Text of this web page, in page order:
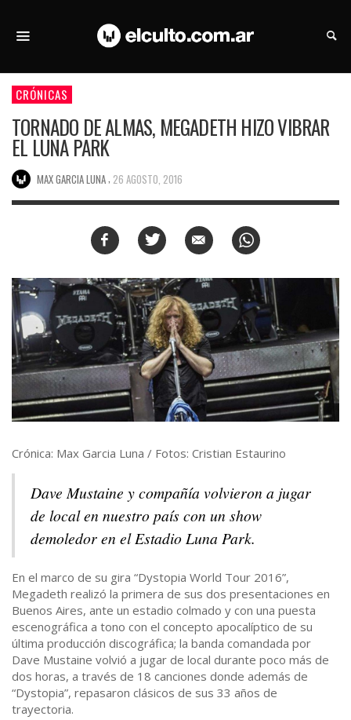
CRÓNICAS
TORNADO DE ALMAS, MEGADETH HIZO VIBRAR
EL LUNA PARK
MAX GARCIA LUNA 26 AGOSTO, 2016
Crónica: Max Garcia Luna / Fotos: Cristian Estaurino
Dave Mustaine y compañía volvieron a jugar
de local en nuestro país con un show
demoledor en el Estadio Luna Park.
En el marco de su gira “Dystopia World Tour 2016”,
Megadeth realizó la primera de sus dos presentaciones en
Buenos Aires, ante un estadio colmado y con una puesta
escenográfica a tono con el concepto apocalíptico de su
última producción discográfica; la banda comandada por
Dave Mustaine volvió a jugar de local durante poco más de
dos horas, a través de 18 canciones donde además de
“Dystopia”, repasaron clásicos de sus 33 años de
trayectoria.